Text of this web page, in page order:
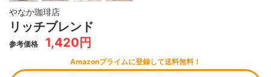
やなか珈琲店
リッチブレンド
参考価格 1,420円
Amazonプライムに登録して送料無料！